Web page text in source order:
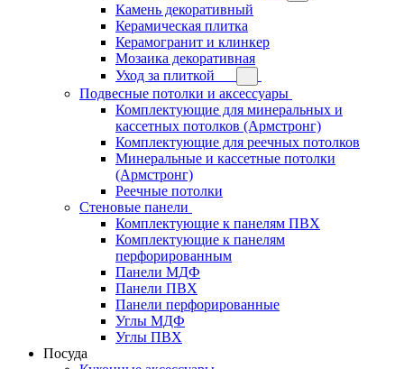
Камень декоративный
Керамическая плитка
Керамогранит и клинкер
Мозаика декоративная
Уход за плиткой
Подвесные потолки и аксессуары
Комплектующие для минеральных и
кассетных потолков (Армстронг)
Комплектующие для реечных потолков
Минеральные и кассетные потолки
(Армстронг)
Реечные потолки
Стеновые панели
Комплектующие к панелям ПВХ
Комплектующие к панелям
перфорированным
Панели МДФ
Панели ПВХ
Панели перфорированные
Углы МДФ
Углы ПВХ
Посуда